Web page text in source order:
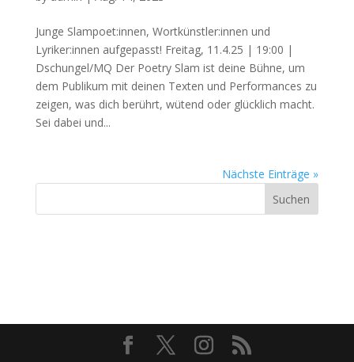
Junge Slampoet:innen, Wortkünstler:innen und
Lyriker:innen aufgepasst! Freitag, 11.4.25 | 19:00 |
Dschungel/MQ Der Poetry Slam ist deine Bühne, um
dem Publikum mit deinen Texten und Performances zu
zeigen, was dich berührt, wütend oder glücklich macht.
Sei dabei und...
Nächste Einträge »
Suchen